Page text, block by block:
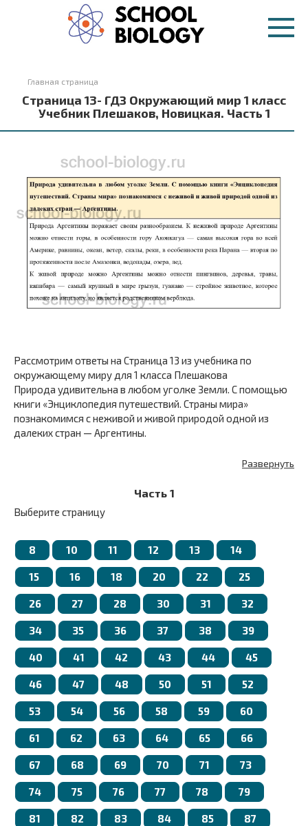
Главная страница
Страница 13- ГДЗ Окружающий мир 1 класс
Учебник Плешаков, Новицкая. Часть 1
Развернуть
Рассмотрим ответы на Страница 13 из учебника по
окружающему миру для 1 класса Плешакова
Природа удивительна в любом уголке Земли. С помощью
книги «Энциклопедия путешествий. Страны мира»
познакомимся с неживой и живой природой одной из
далеких стран — Аргентины.
Часть 1
Выберите страницу
8 10 11 12 13 14
15 16 18 20 22 25
26 27 28 30 31 32
34 35 36 37 38 39
40 41 42 43 44 45
46 47 48 50 51 52
53 54 56 58 59 60
61 62 63 64 65 66
67 68 69 70 71 73
74 75 76 77 78 79
81 82 83 84 85 87